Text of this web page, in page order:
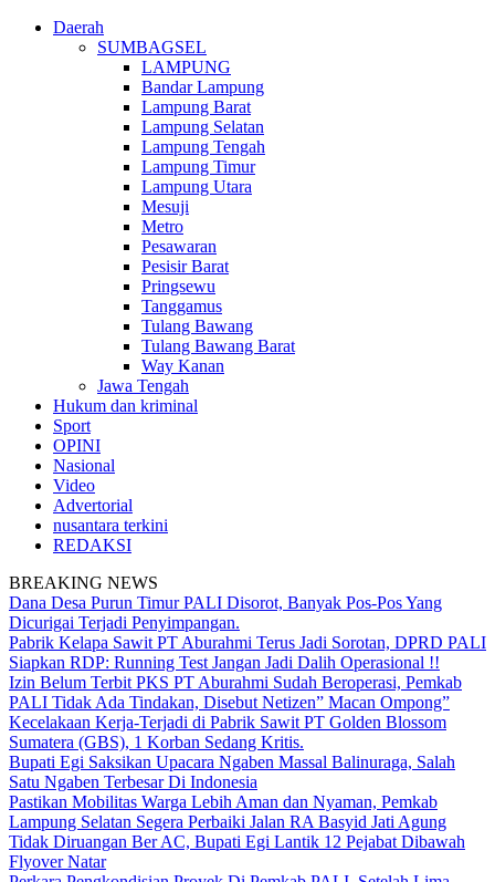
Daerah
SUMBAGSEL
LAMPUNG
Bandar Lampung
Lampung Barat
Lampung Selatan
Lampung Tengah
Lampung Timur
Lampung Utara
Mesuji
Metro
Pesawaran
Pesisir Barat
Pringsewu
Tanggamus
Tulang Bawang
Tulang Bawang Barat
Way Kanan
Jawa Tengah
Hukum dan kriminal
Sport
OPINI
Nasional
Video
Advertorial
nusantara terkini
REDAKSI
BREAKING NEWS
Dana Desa Purun Timur PALI Disorot, Banyak Pos-Pos Yang
Dicurigai Terjadi Penyimpangan.
Pabrik Kelapa Sawit PT Aburahmi Terus Jadi Sorotan, DPRD PALI
Siapkan RDP: Running Test Jangan Jadi Dalih Operasional !!
Izin Belum Terbit PKS PT Aburahmi Sudah Beroperasi, Pemkab
PALI Tidak Ada Tindakan, Disebut Netizen” Macan Ompong”
Kecelakaan Kerja-Terjadi di Pabrik Sawit PT Golden Blossom
Sumatera (GBS), 1 Korban Sedang Kritis.
Bupati Egi Saksikan Upacara Ngaben Massal Balinuraga, Salah
Satu Ngaben Terbesar Di Indonesia
Pastikan Mobilitas Warga Lebih Aman dan Nyaman, Pemkab
Lampung Selatan Segera Perbaiki Jalan RA Basyid Jati Agung
Tidak Diruangan Ber AC, Bupati Egi Lantik 12 Pejabat Dibawah
Flyover Natar